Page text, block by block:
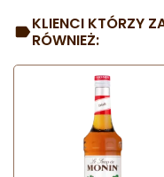
KLIENCI KTÓRZY
RÓWNIEŻ: